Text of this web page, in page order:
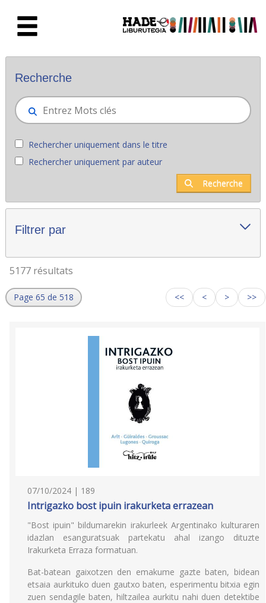
Nouveaux livres - Liburutegia
Recherche
Rechercher uniquement dans le titre
Rechercher uniquement par auteur
Recherche
Filtrer par
5177 résultats
Page 65 de 518 << < > >>
07/10/2024 | 189
Intrigazko bost ipuin irakurketa errazean
"Bost ipuin" bildumarekin irakurleek Argentinako kulturaren
idazlan esanguratsuak partekatu ahal izango dituzte
Irakurketa Erraza formatuan.
Bat-batean gaixotzen den emakume gazte baten, bidean
etsaia aurkituko duen gautxo baten, esperimentu bitxia egin
zuen sendagile baten, hiltzailea aurkitu nahi duen detektibe